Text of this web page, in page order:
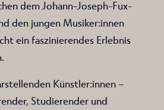
dem Johann-Joseph-Fux-
den jungen Musiker:innen
ein faszinierendes Erlebnis
Künstler:innen –
Studierender und